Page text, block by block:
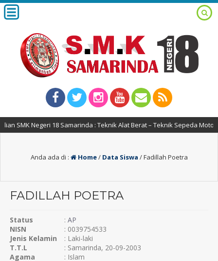
SMK Negeri 18 Samarinda : Teknik Alat Berat – Teknik Sepeda Motor
Anda ada di : Home/ Data Siswa /Fadillah Poetra
FADILLAH POETRA
Status : AP
NISN
: 0039754533
Jenis Kelamin
: Laki-laki
T.T.L
: Samarinda, 20-09-2003
Agama
: Islam